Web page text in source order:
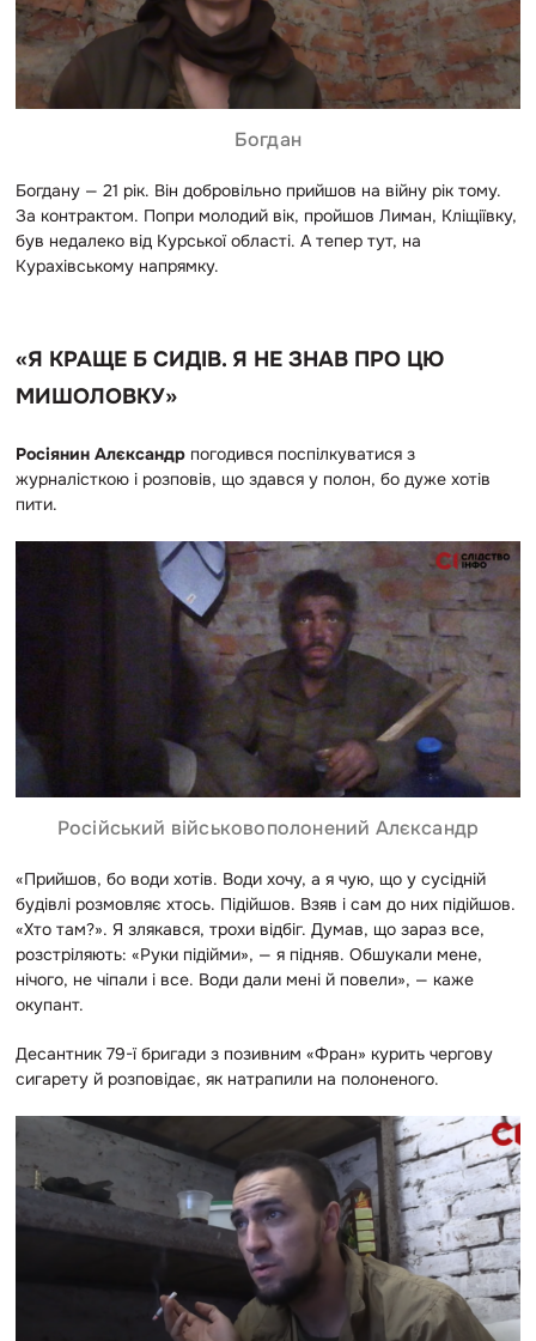
Богдан
Богдану — 21 рік. Він добровільно прийшов на війну рік тому.
За контрактом. Попри молодий вік, пройшов Лиман, Кліщіївку,
був недалеко від Курської області. А тепер тут, на
Курахівському напрямку.
«Я КРАЩЕ Б СИДІВ. Я НЕ ЗНАВ ПРО ЦЮ
МИШОЛОВКУ»
Росіянин Алєксандр погодився поспілкуватися з
журналісткою і розповів, що здався у полон, бо дуже хотів
пити.
Російський військовополонений Алєксандр
«Прийшов, бо води хотів. Води хочу, а я чую, що у сусідній
будівлі розмовляє хтось. Підійшов. Взяв і сам до них підійшов.
«Хто там?». Я злякався, трохи відбіг. Думав, що зараз все,
розстріляють: «Руки підійми», — я підняв. Обшукали мене,
нічого, не чіпали і все. Води дали мені й повели», — каже
окупант.
Десантник 79-ї бригади з позивним «Фран» курить чергову
сигарету й розповідає, як натрапили на полоненого.